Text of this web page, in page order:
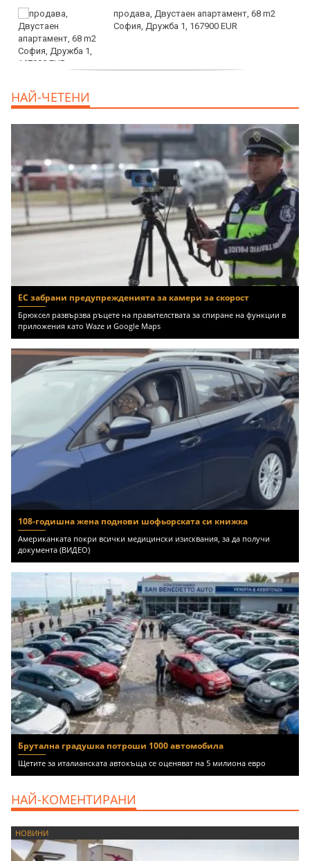
продава, Двустаен апартамент, 68 m2
София, Дружба 1, 167900 EUR
НАЙ-ЧЕТЕНИ
ЕС забрани предупрежденията за камери за скорост
Брюксел развързва ръцете на правителствата за спиране на функции в
приложения като Waze и Google Maps
108-годишна жена поднови шофьорската си книжка
Американката покри всички медицински изисквания, за да получи
документа (ВИДЕО)
Брутална градушка потроши 1000 автомобила
Щетите за италианската автокъща се оценяват на 5 милиона евро
НАЙ-КОМЕНТИРАНИ
НОВИНИ